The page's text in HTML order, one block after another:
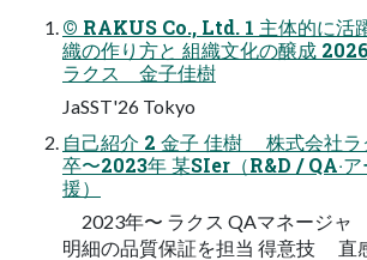
© RAKUS Co., Ltd. 1 主体的に活
織の作り方と 組織文化の醸成
ラクス 金子佳樹
JaSST'26 Tokyo
⾃⼰紹介 2 ⾦⼦ 佳樹 株式会社
卒〜2023年 某SIer（R&D / QA‧ア
援）
2023年〜 ラクス QAマネージャ
明細の品質保証を担当 得意技 直